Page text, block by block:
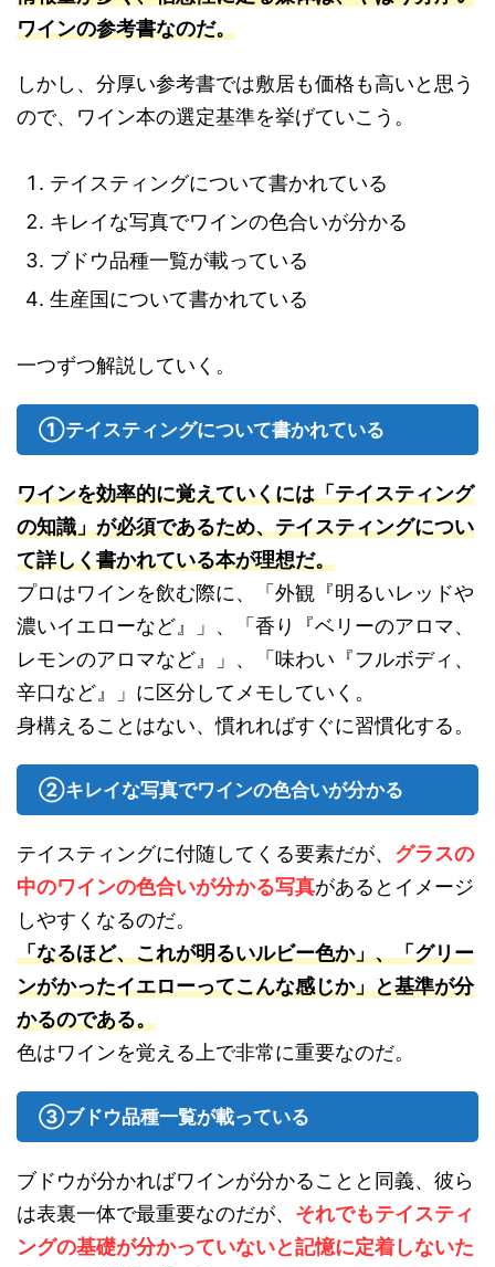
ワインの参考書なのだ。
しかし、分厚い参考書では敷居も価格も高いと思う
ので、ワイン本の選定基準を挙げていこう。
テイスティングについて書かれている
キレイな写真でワインの色合いが分かる
ブドウ品種一覧が載っている
生産国について書かれている
一つずつ解説していく。
①テイスティングについて書かれている
ワインを効率的に覚えていくには「テイスティング
の知識」が必須であるため、テイスティングについ
て詳しく書かれている本が理想だ。
プロはワインを飲む際に、「外観『明るいレッドや
濃いイエローなど』」、「香り『ベリーのアロマ、
レモンのアロマなど』」、「味わい『フルボディ、
辛口など』」に区分してメモしていく。
身構えることはない、慣れればすぐに習慣化する。
②キレイな写真でワインの色合いが分かる
テイスティングに付随してくる要素だが、 グラスの
中のワインの色合いが分かる写真があるとイメージ
しやすくなるのだ。
「なるほど、これが明るいルビー色か」、「グリー
ンがかったイエローってこんな感じか」と基準が分
かるのである。
色はワインを覚える上で非常に重要なのだ。
③ブドウ品種一覧が載っている
ブドウが分かればワインが分かることと同義、彼ら
は表裏一体で最重要なのだが、 それでもテイスティ
ングの基礎が分かっていないと記憶に定着しないた